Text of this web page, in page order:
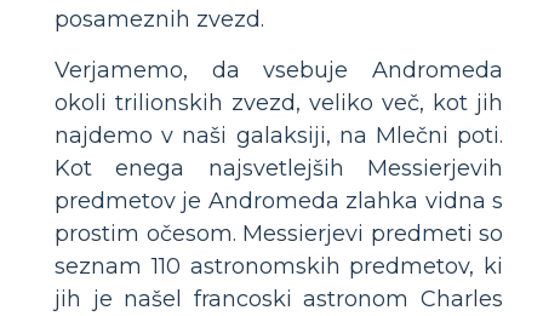
posameznih zvezd.
Verjamemo, da vsebuje Andromeda
okoli trilionskih zvezd, veliko več, kot jih
najdemo v naši galaksiji, na Mlečni poti.
Kot enega najsvetlejših Messierjevih
predmetov je Andromeda zlahka vidna s
prostim očesom. Messierjevi predmeti so
seznam 110 astronomskih predmetov, ki
jih je našel francoski astronom Charles